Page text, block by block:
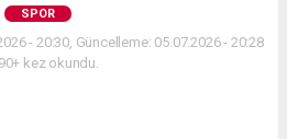
SPOR
- 20:30, Güncelleme: 05.07.2026 - 20:28
kez okundu.